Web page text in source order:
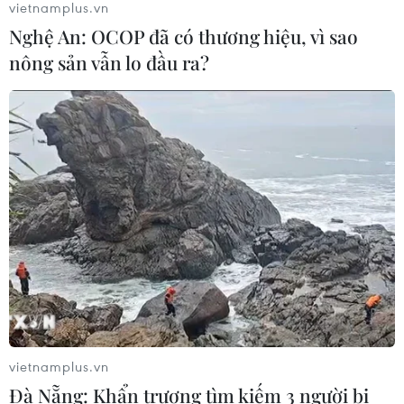
CƠ QUAN CHỦ QUẢN: THÔNG TẤN XÃ VIỆT NAM
Tổng Biên tập: TRẦN TIẾN DUẨN
Phó Tổng Biên tập: NGUYỄN THỊ TÁM, KHÚC THANH
THỦY
Sở hữu trí tuệ
Quy định sử dụng
RSS
Hỗ trợ
Ngôn ngữ
TTXVN
Dịch vụ tin
Quảng cáo
Liên hệ
vietnamplus.vn
Nghệ An: OCOP đã có thương hiệu, vì sao
nông sản vẫn lo đầu ra?
vietnamplus.vn
Đà Nẵng: Khẩn trương tìm kiếm 3 người bị